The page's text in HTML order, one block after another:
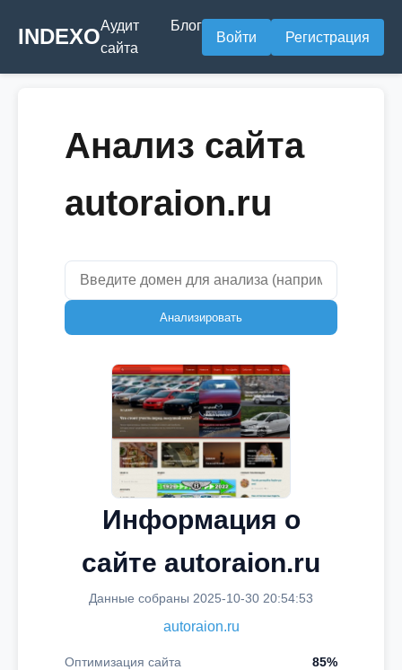
INDEXOАудит
сайта
Блог
Войти Регистрация
Анализ сайта
autoraion.ru
Анализировать
Информация о
сайте autoraion.ru
Данные собраны 2025-10-30 20:54:53
autoraion.ru
Оптимизация сайта 85%